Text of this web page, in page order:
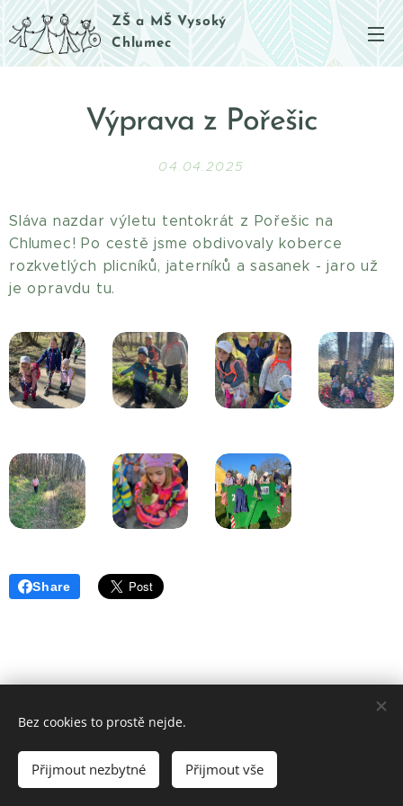
ZŠ a MŠ Vysoký
Chlumec
Výprava z Pořešic
04.04.2025
Sláva nazdar výletu tentokrát z Pořešic na
Chlumec! Po cestě jsme obdivovaly koberce
rozkvetlých plicníků, jaterníků a sasanek - jaro už
je opravdu tu.
Share
Poslední aktualizace: 02. 07. 2026
Vytvořeno službou
Bez cookies to prostě nejde.
Přijmout nezbytné Přijmout vše